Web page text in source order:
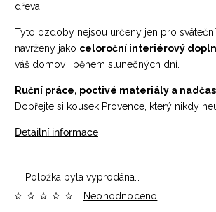
dřeva.
Tyto ozdoby nejsou určeny jen pro
navrženy jako celoroční interiérový
váš domov i během slunečných dní.
Ruční práce, poctivé materiály a
Dopřejte si kousek Provence, který nikdy
Detailní informace
Položka byla vyprodána…
Neohodnoceno